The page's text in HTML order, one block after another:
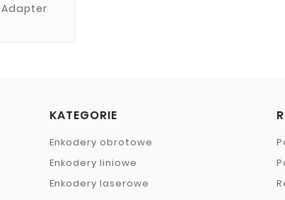
KATEGORIE
Enkodery obrotowe
Enkodery liniowe
Enkodery laserowe